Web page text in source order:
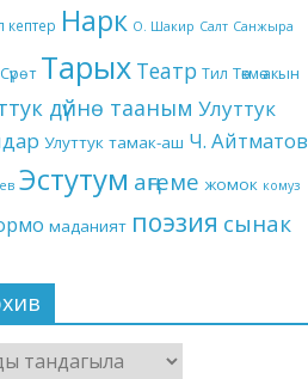
кептер Нарк О. Шакир Салт Санжыра
Сүрөт Тарых Театр Тил Төкмө акын
дүйнө тааным Улуттук
Улуттук тамак-аш Ч. Айтматов
Эстутум аңгеме жомок комуз
маданият поэзия сынак